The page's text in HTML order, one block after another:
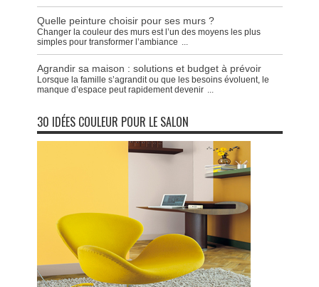
Quelle peinture choisir pour ses murs ?
Changer la couleur des murs est l’un des moyens les plus
simples pour transformer l’ambiance
Agrandir sa maison : solutions et budget à prévoir
Lorsque la famille s’agrandit ou que les besoins évoluent, le
manque d’espace peut rapidement devenir
30 IDÉES COULEUR POUR LE SALON